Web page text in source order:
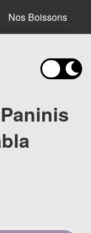
Nos Boissons